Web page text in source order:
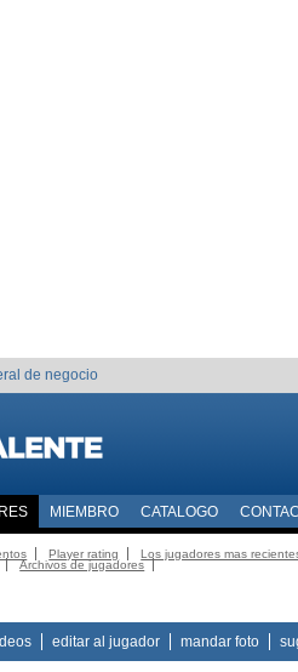
de negocio
MIEMBRO CATALOGO
Player rating
Los jugadores mas
Archivos de jugadores
editar al jugador mandar foto